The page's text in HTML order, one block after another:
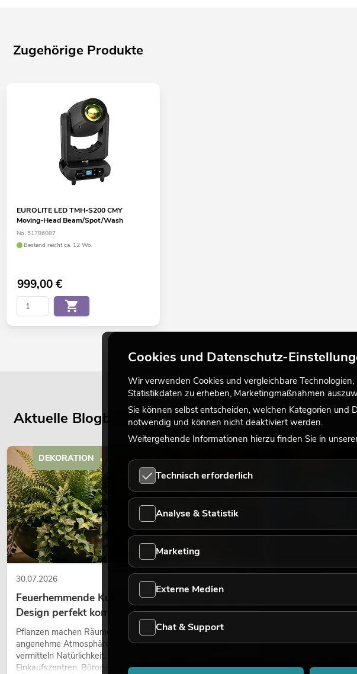
Zugehörige Produkte
EUROLITE LED TMH-S200 CMY
Moving-Head Beam/Spot/Wash
No. 51786087
Bestand reicht ca. 12 Wo.
999,00€
Aktuelle Blogbeiträge
30.07.2026
Feuerhemmende Kunstpflanzen: Sicherheit und
Design perfekt kombiniert
Pflanzen machen Räume lebendig. Sie schaffen eine
angenehme Atmosphäre, verbessern das Ambiente und
vermitteln Natürlichkeit. Ob in Hotels, Restaurants,
Einkaufszentren, Bürogebäuden oder auf Messeständen: eine
DEKORATION
warmes Licht
Akzente prägen
nostalgischer
LICHT
Cookies und Datenschutz-
Wir verwenden Cookies und vergleichbare
Statistikdaten zu erheben, Marketingmaßnahmen
Sie können selbst entscheiden, welchen Kategorien und
notwendig und können nicht deaktiviert werden.
Weitergehende Informationen hierzu finden Sie in
Technisch erforderlich
Analyse & Statistik
Marketing
Externe Medien
Chat & Support